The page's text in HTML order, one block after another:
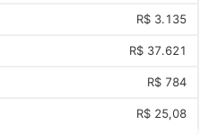
R$ 3.135
R$ 37.621
R$ 784
R$ 25,08